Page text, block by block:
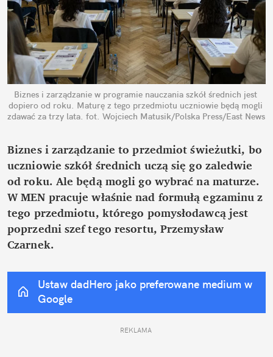
Biznes i zarządzanie w programie nauczania szkół średnich jest
dopiero od roku. Maturę z tego przedmiotu uczniowie będą mogli
zdawać za trzy lata. fot. Wojciech Matusik/Polska Press/East News
Biznes i zarządzanie to przedmiot świeżutki, bo
uczniowie szkół średnich uczą się go zaledwie
od roku. Ale będą mogli go wybrać na maturze.
W MEN pracuje właśnie nad formułą egzaminu z
tego przedmiotu, którego pomysłodawcą jest
poprzedni szef tego resortu, Przemysław
Czarnek.
Ustaw dadHero jako preferowane medium w
Google
REKLAMA